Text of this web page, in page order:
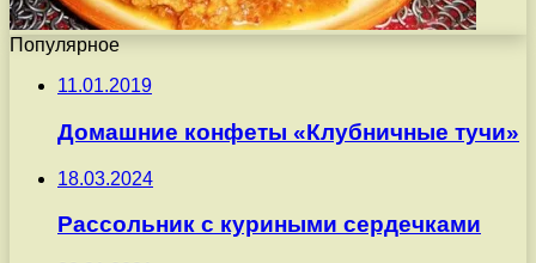
Популярное
11.01.2019
Домашние конфеты «Клубничные тучи»
18.03.2024
Рассольник с куриными сердечками